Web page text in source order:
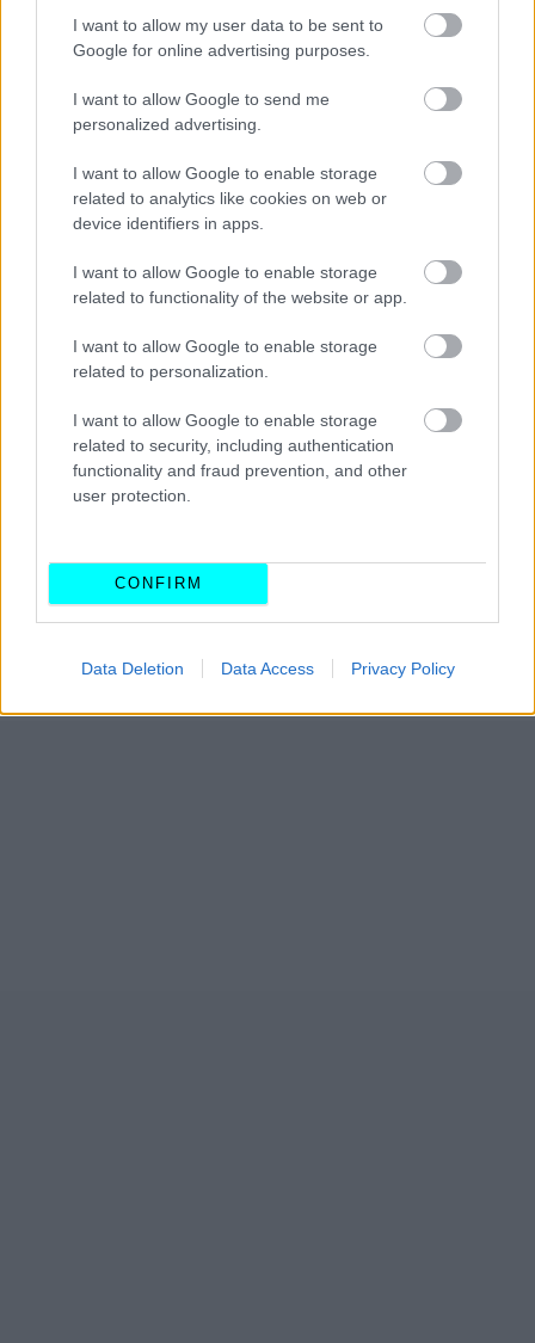
I want to allow my user data to be sent to
Google for online advertising purposes.
I want to allow Google to send me
personalized advertising.
I want to allow Google to enable storage
related to analytics like cookies on web or
device identifiers in apps.
I want to allow Google to enable storage
related to functionality of the website or app.
I want to allow Google to enable storage
related to personalization.
I want to allow Google to enable storage
related to security, including authentication
functionality and fraud prevention, and other
user protection.
CONFIRM
Data Deletion Data Access Privacy Policy
Στην πρώτη 10άδα των πωλήσεων των αμιγώς ηλεκτρικών
αυτοκινήτων συναντούμε και ένα ακόμη μοντέλο της
Volvo, το EX40, που βρίσκεται στην 8η θέση των EVs
της Ευρώπης με 25.223 ταξινομήσεις
Ευρώπη,
το Volvo XC60 ήταν πρώτο στα plug-in
υβριδικά με 4.984 ταξινομήσεις
πρώτο, 1.563 πωλήσεις το δεύτερο).